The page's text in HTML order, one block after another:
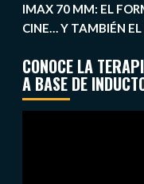
IMAX 70 MM: EL
CINE… Y TAMBIÉN
CONOCE LA
A BASE DE